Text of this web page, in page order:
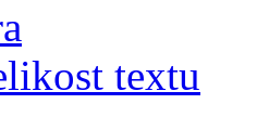
textu